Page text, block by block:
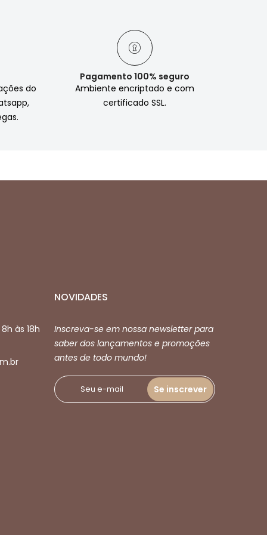
do
Pagamento 100% seguro
Ambiente encriptado e com
certificado SSL.
às 18h
NOVIDADES
Inscreva-se em nossa newsletter para
saber dos lançamentos e promoções
antes de todo mundo!
Se inscrever